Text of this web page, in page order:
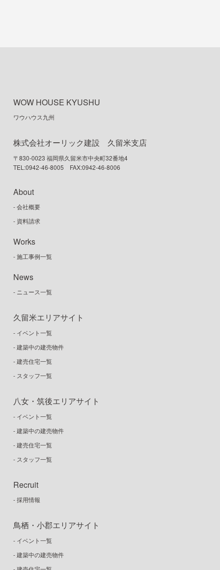
WOW HOUSE KYUSHU
ワウハウス九州
株式会社オーリック建設 久留米支店
〒830-0023 福岡県久留米市中央町32番地4
TEL:0942-46-8005 FAX:0942-46-8006
About
- 会社概要
- 資料請求
Works
- 施工事例一覧
News
- ニュース一覧
久留米エリアサイト
- イベント一覧
- 建築中の建売物件
- 建売住宅一覧
- スタッフ一覧
八女・筑後エリアサイト
- イベント一覧
- 建築中の建売物件
- 建売住宅一覧
- スタッフ一覧
Recruit
- 採用情報
鳥栖・小郡エリアサイト
- イベント一覧
- 建築中の建売物件